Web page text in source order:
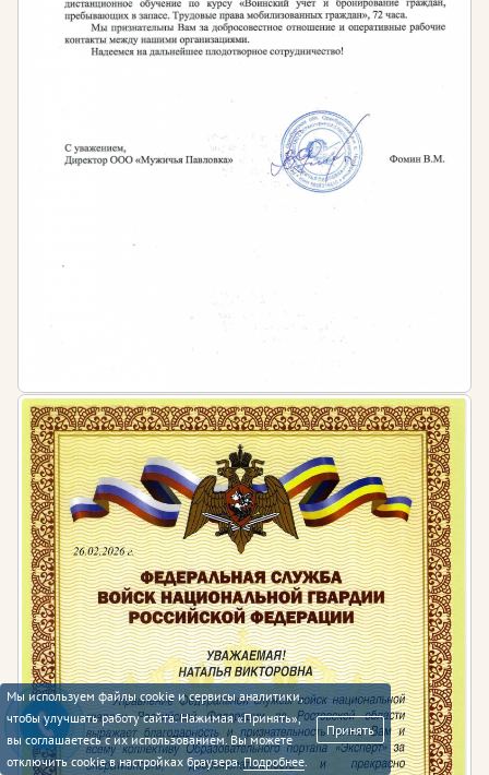
Мы используем файлы cookie и сервисы аналитики,
чтобы улучшать работу сайта. Нажимая «Принять»,
вы соглашаетесь с их использованием. Вы можете
отключить cookie в настройках браузера.Подробнее.
Принять